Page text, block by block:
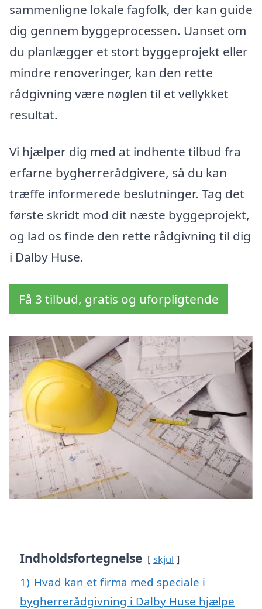
sammenligne lokale fagfolk, der kan guide
dig gennem byggeprocessen. Uanset om
du planlægger et stort byggeprojekt eller
mindre renoveringer, kan den rette
rådgivning være nøglen til et vellykket
resultat.
Vi hjælper dig med at indhente tilbud fra
erfarne bygherrerådgivere, så du kan
træffe informerede beslutninger. Tag det
første skridt mod dit næste byggeprojekt,
og lad os finde den rette rådgivning til dig
i Dalby Huse.
Få 3 tilbud, gratis og uforpligtende
Indholdsfortegnelse skjul
1) Hvad kan et firma med speciale i
bygherrerådgivning i Dalby Huse hjælpe